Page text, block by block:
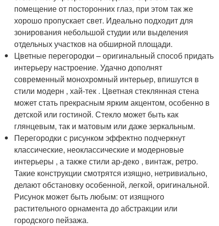
помещение от посторонних глаз, при этом так же
хорошо пропускает свет. Идеально подходит для
зонирования небольшой студии или выделения
отдельных участков на обширной площади.
Цветные перегородки – оригинальный способ придать
интерьеру настроение. Удачно дополнят
современный монохромный интерьер, впишутся в
стили модерн , хай-тек . Цветная стеклянная стена
может стать прекрасным ярким акцентом, особенно в
детской или гостиной. Стекло может быть как
глянцевым, так и матовым или даже зеркальным.
Перегородки с рисунком эффектно подчеркнут
классические, неоклассические и модерновые
интерьеры , а также стили ар-деко , винтаж, ретро.
Такие конструкции смотрятся изящно, нетривиально,
делают обстановку особенной, легкой, оригинальной.
Рисунок может быть любым: от изящного
растительного орнамента до абстракции или
городского пейзажа.